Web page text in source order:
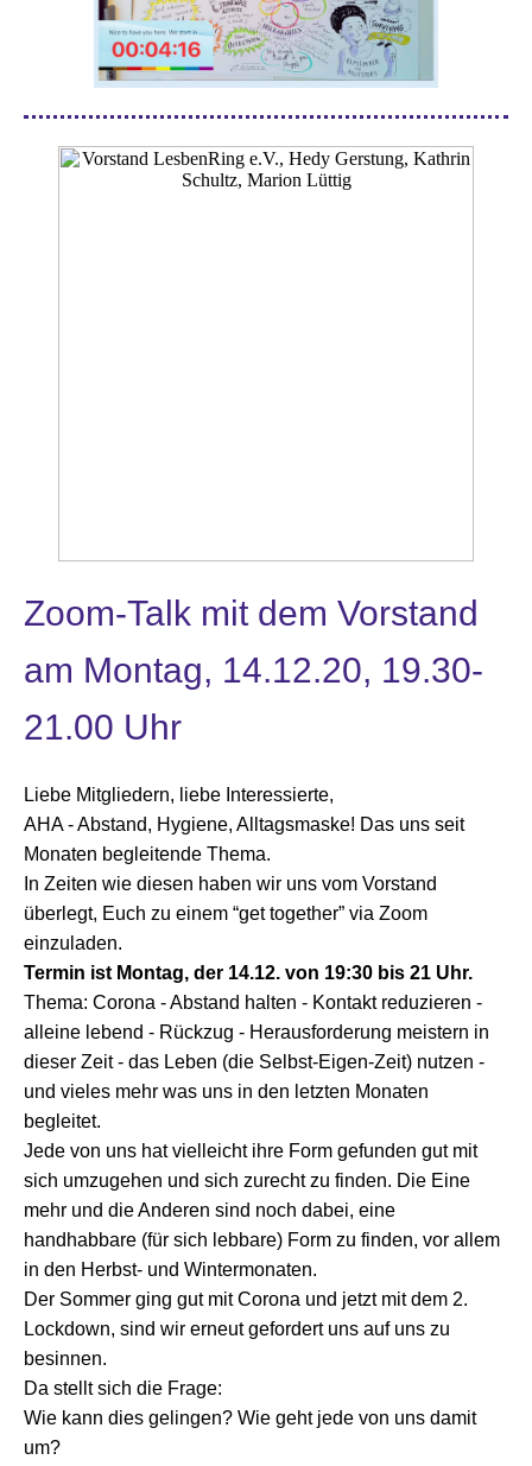
Zoom-Talk mit dem Vorstand
am Montag, 14.12.20, 19.30-
21.00 Uhr
Liebe Mitgliedern, liebe Interessierte,
AHA - Abstand, Hygiene, Alltagsmaske! Das uns seit
Monaten begleitende Thema.
In Zeiten wie diesen haben wir uns vom Vorstand
überlegt, Euch zu einem “get together” via Zoom
einzuladen.
Termin ist Montag, der 14.12. von 19:30 bis 21 Uhr.
Thema: Corona - Abstand halten - Kontakt reduzieren -
alleine lebend - Rückzug - Herausforderung meistern in
dieser Zeit - das Leben (die Selbst-Eigen-Zeit) nutzen -
und vieles mehr was uns in den letzten Monaten
begleitet.
Jede von uns hat vielleicht ihre Form gefunden gut mit
sich umzugehen und sich zurecht zu finden. Die Eine
mehr und die Anderen sind noch dabei, eine
handhabbare (für sich lebbare) Form zu finden, vor allem
in den Herbst- und Wintermonaten.
Der Sommer ging gut mit Corona und jetzt mit dem 2.
Lockdown, sind wir erneut gefordert uns auf uns zu
besinnen.
Da stellt sich die Frage:
Wie kann dies gelingen? Wie geht jede von uns damit
um?